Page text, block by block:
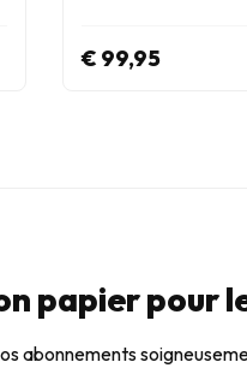
€ 99,95
papier pour
abonnements